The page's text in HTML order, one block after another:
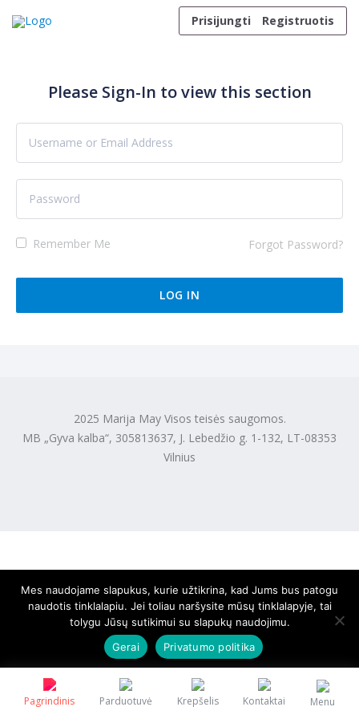
Prisijungti
Registruotis
Pagrindinis Parduotuvė Krepšelis Kontaktai Menu
Please Sign-In to view this section
Remember Me Forgot Password?
2025 Marija May Visos teisės saugomos.
MB „Gyva kalba“, 305813637, J. Lebedžio g. 1-132, LT-08353
Vilnius
Mes naudojame slapukus, kurie užtikrina, kad Jums bus patogu
naudotis tinklalapiu. Jei toliau naršysite mūsų tinklalapyje, tai
tolygu Jūsų sutikimui su slapukų naudojimu.
Gerai
Privatumo politika